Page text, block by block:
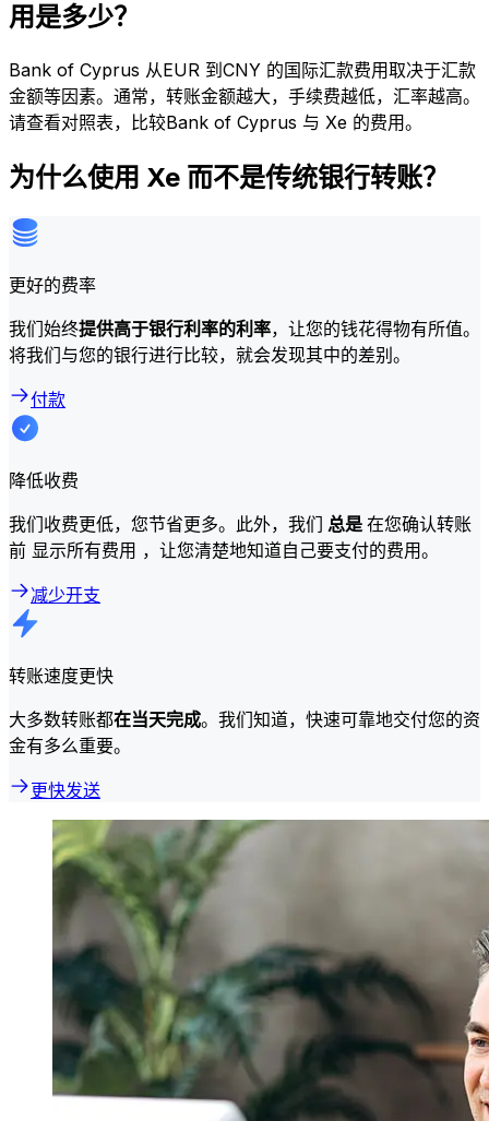
用是多少？
Bank of Cyprus 从EUR 到CNY 的国际汇款费用取决于汇款
金额等因素。通常，转账金额越大，手续费越低，汇率越高。
请查看对照表，比较Bank of Cyprus 与 Xe 的费用。
为什么使用 Xe 而不是传统银行转账？
更好的费率
我们始终提供高于银行利率的利率，让您的钱花得物有所值。
将我们与您的银行进行比较，就会发现其中的差别。
付款
降低收费
我们收费更低，您节省更多。此外，我们 总是在您确认转账
前 显示所有费用 ，让您清楚地知道自己要支付的费用。
减少开支
转账速度更快
大多数转账都在当天完成。我们知道，快速可靠地交付您的资
金有多么重要。
更快发送